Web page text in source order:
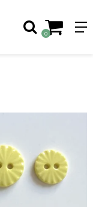
0